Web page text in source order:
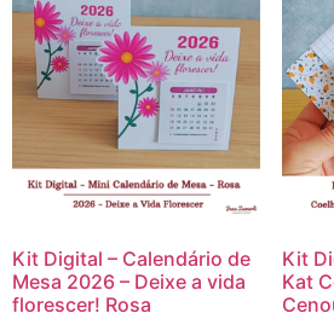
Kit Digital – Calendário de
Mesa 2026 – Deixe a vida
florescer! Rosa
Kit
Kat